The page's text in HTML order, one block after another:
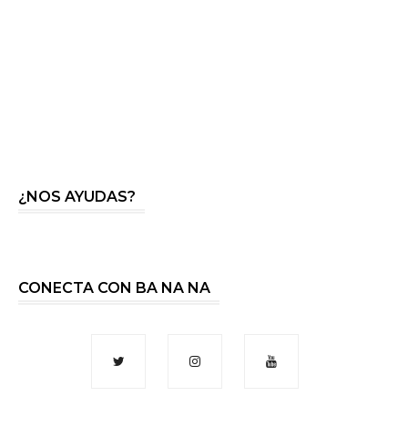
¿NOS AYUDAS?
CONECTA CON BA NA NA